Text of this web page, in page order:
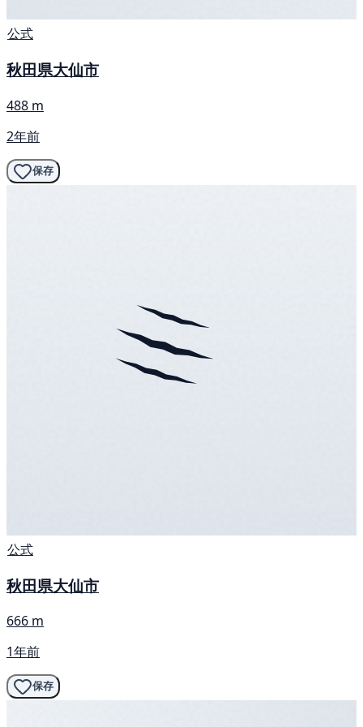
公式
秋田県大仙市
488 m
2年前
保存
公式
秋田県大仙市
666 m
1年前
保存